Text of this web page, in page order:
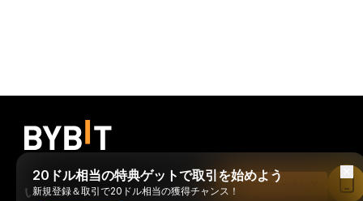
いつでもどこでも、自由に取引可能！
20ドル相当の特典ゲットで取引を始めよう
新規登録＆取引で20ドル相当の獲得チャンス！Bybitアプリで読む